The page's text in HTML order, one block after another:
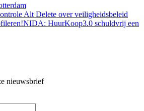
Alt Delete over veiligheidsbeleid
NIDA: HuurKoop3.0 schuldvrij een
nieuwsbrief